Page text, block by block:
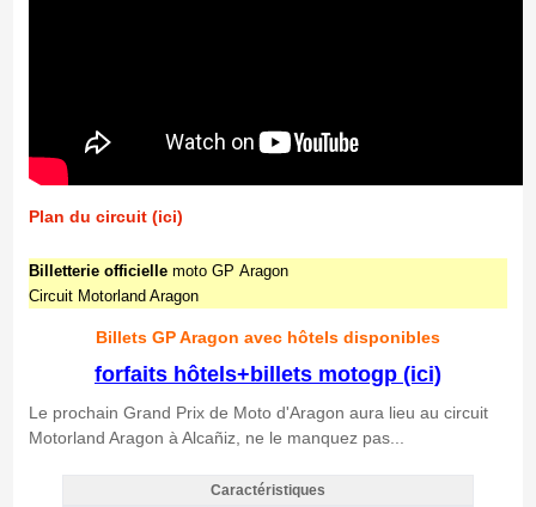
Plan du circuit (ici)
Billetterie officielle moto GP Aragon
Circuit Motorland Aragon
Billets GP Aragon avec hôtels disponibles
forfaits hôtels+billets motogp (ici)
Le prochain Grand Prix de Moto d'Aragon aura lieu au circuit
Motorland Aragon à Alcañiz, ne le manquez pas...
Caractéristiques